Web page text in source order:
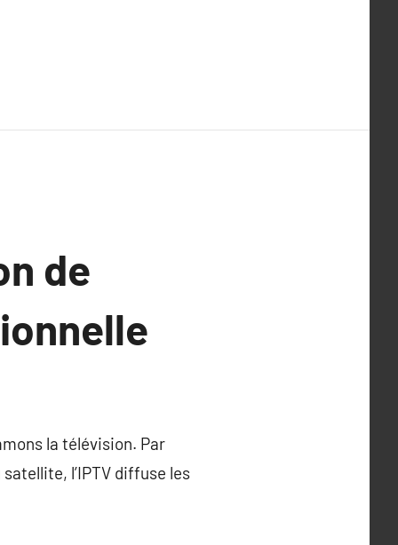
de
la télévision. Par
l’IPTV diffuse les